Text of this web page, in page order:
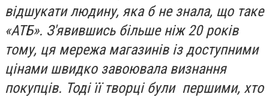
відшукати людину, яка б не знала, що таке
«АТБ». З'явившись більше ніж 20 років
тому, ця мережа магазинів із доступними
цінами швидко завоювала визнання
покупців. Тоді її творці були першими, хто